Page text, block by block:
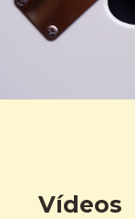
Vídeos